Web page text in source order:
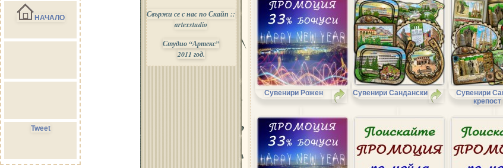
Сувенири Рожен Сувенири Сандански
Сувенири
крепост
Свържи се с нас по Скайп ::
artexstudio
Студио “Артекс”
2011 год.
НАЧАЛО
Tweet